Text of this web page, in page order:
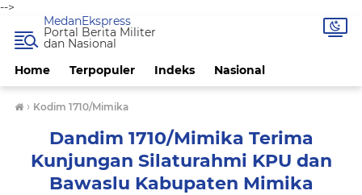
-->
Home Terpopuler Indeks Nasional
MedanEkspress
Portal Berita Militer
dan Nasional
› Kodim 1710/Mimika
Dandim 1710/Mimika Terima
Kunjungan Silaturahmi KPU dan
Bawaslu Kabupaten Mimika